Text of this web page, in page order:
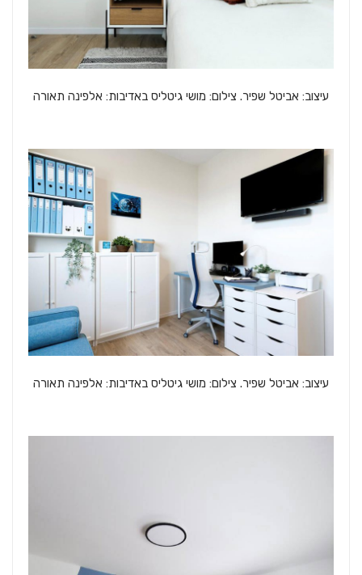
עיצוב: אביטל שפיר. צילום: מושי גיטליס באדיבות: אלפינה תאורה
עיצוב: אביטל שפיר. צילום: מושי גיטליס באדיבות: אלפינה תאורה